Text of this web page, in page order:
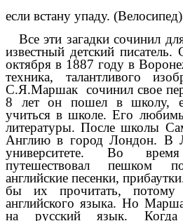
если встану упаду. (Велосипед)
Все эти загадки сочинил
известный детский
октября в 1887 году в
техника, талантливого
С.Я.Маршак сочинил свое
8 лет он пошел в школу,
учиться в школе. Его
литературы. После школы
Англию в город Лондон. В
университете. Во
путешествовал пешком
английские песенки,
бы их прочитать,
английского языка. Но
на русский язык.